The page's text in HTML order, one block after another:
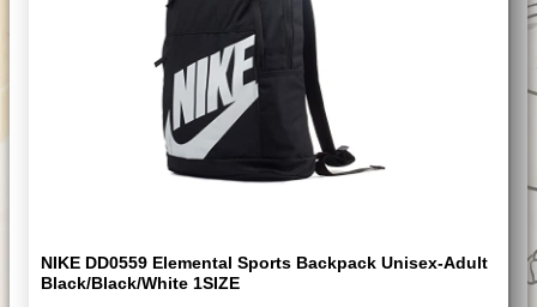
NIKE DD0559 Elemental Sports Backpack Unisex-Adult
Black/black/white 1SIZE